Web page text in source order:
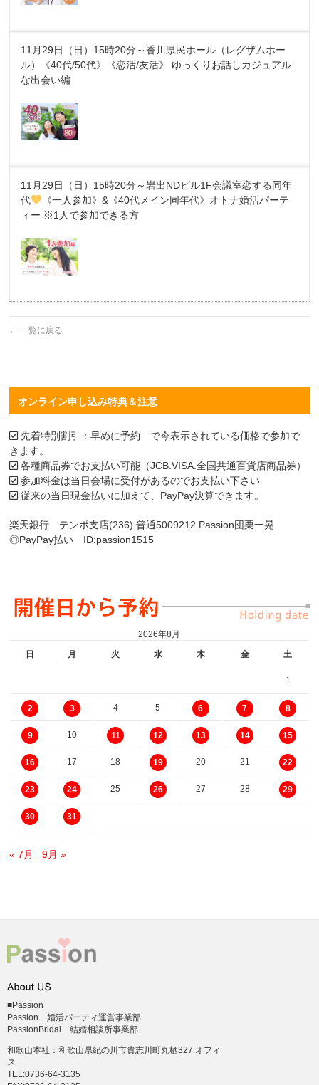
11月29日（日）15時20分～香川県民ホール（レグザムホー
ル）《40代/50代》《恋活/友活》 ゆっくりお話しカジュアル
な出会い編
11月29日（日）15時20分～岩出NDビル1F会議室恋する同年
代
《一人参加》&《40代メイン同年代》オトナ婚活パーテ
ィー ※1人で参加できる方
← 一覧に戻る
オンライン申し込み特典＆注意
先着特別割引：早めに予約 で今表示されている価格で参加で
きます。
各種商品券でお支払い可能（JCB.VISA.全国共通百貨店商品券）
参加料金は当日会場に受付があるのでお支払い下さい
従来の当日現金払いに加えて、PayPay決算できます。
楽天銀行 テンポ支店(236) 普通5009212 Passion団栗一晃
◎PayPay払い ID:passion1515
2026年8月
日
月 火 水 木 金 土
1
2 3 4 5 6 7 8
9 10 11 12 13 14 15
16 17 18 19 20 21 22
23 24 25 26 27 28 29
30 31
« 7月 9月 »
■Passion
Passion 婚活パーティ運営事業部
PassionBridal 結婚相談所事業部
和歌山本社：和歌山県紀の川市貴志川町丸栖327 オフィ
ス
TEL:0736-64-3135